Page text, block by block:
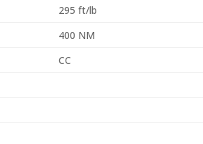
295 ft/lb
400 NM
CC